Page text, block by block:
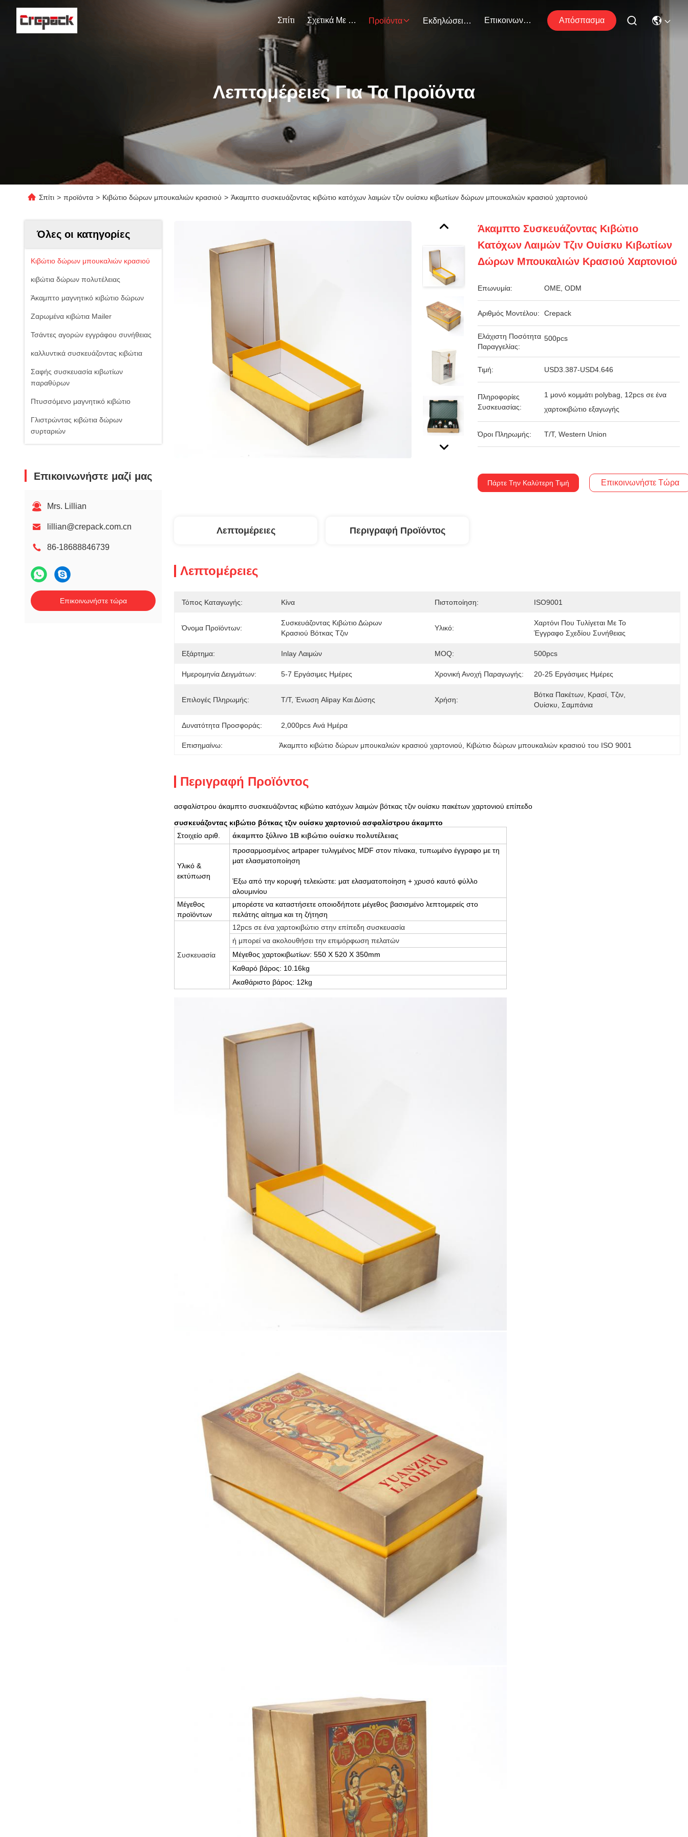
Σπίτι Σχετικά Με Εμάς Προϊόντα Εκδηλώσεις Επικοινωνήστε Μαζί Μας Απόσπασμα
Λεπτομέρειες Για Τα Προϊόντα
Σπίτι > προϊόντα > Κιβώτιο δώρων μπουκαλιών κρασιού > Άκαμπτο συσκευάζοντας κιβώτιο κατόχων λαιμών τζιν ουίσκυ κιβωτίων δώρων μπουκαλιών κρασιού χαρτονιού
Όλες οι κατηγορίες
Κιβώτιο δώρων μπουκαλιών κρασιού
κιβώτια δώρων πολυτέλειας
Άκαμπτο μαγνητικό κιβώτιο δώρων
Ζαρωμένα κιβώτια Mailer
Τσάντες αγορών εγγράφου συνήθειας
καλλυντικά συσκευάζοντας κιβώτια
Σαφής συσκευασία κιβωτίων
παραθύρων
Πτυσσόμενο μαγνητικό κιβώτιο
Γλιστρώντας κιβώτια δώρων
συρταριών
Επικοινωνήστε μαζί μας
Mrs. Lillian
lillian@crepack.com.cn
86-18688846739
Επικοινωνήστε τώρα
Άκαμπτο Συσκευάζοντας Κιβώτιο
Κατόχων Λαιμών Τζιν Ουίσκυ Κιβωτίων
Δώρων Μπουκαλιών Κρασιού Χαρτονιού
Επωνυμία: OME, ODM
Αριθμός Μοντέλου: Crepack
Ελάχιστη Ποσότητα
Παραγγελίας:
500pcs
Τιμή: USD3.387-USD4.646
Πληροφορίες
Συσκευασίας:
1 μονό κομμάτι polybag, 12pcs σε ένα
χαρτοκιβώτιο εξαγωγής
Όροι Πληρωμής: T/T, Western Union
Πάρτε Την Καλύτερη Τιμή Επικοινωνήστε Τώρα
Λεπτομέρειες Περιγραφή Προϊόντος
Λεπτομέρειες
Τόπος Καταγωγής: Κίνα Πιστοποίηση: ISO9001
Όνομα Προϊόντων:
Συσκευάζοντας Κιβώτιο Δώρων
Κρασιού Βότκας Τζιν
Υλικό:
Χαρτόνι Που Τυλίγεται Με Το
Έγγραφο Σχεδίου Συνήθειας
Εξάρτημα: Inlay Λαιμών MOQ: 500pcs
Ημερομηνία Δειγμάτων: 5-7 Εργάσιμες Ημέρες Χρονική Ανοχή Παραγωγής: 20-25 Εργάσιμες Ημέρες
Επιλογές Πληρωμής: T/T, Ένωση Alipay Και Δύσης Χρήση:
Βότκα Πακέτων, Κρασί, Τζιν,
Ουίσκυ, Σαμπάνια
Δυνατότητα Προσφοράς: 2,000pcs Ανά Ημέρα
Επισημαίνω: Άκαμπτο κιβώτιο δώρων μπουκαλιών κρασιού χαρτονιού Κιβώτιο δώρων μπουκαλιών κρασιού του ISO 9001
Περιγραφή Προϊόντος
ασφαλίστρου άκαμπτο συσκευάζοντας κιβώτιο κατόχων λαιμών βότκας τζιν ουίσκυ πακέτων χαρτονιού επίπεδο
συσκευάζοντας κιβώτιο βότκας τζιν ουίσκυ χαρτονιού ασφαλίστρου άκαμπτο
Στοιχείο αριθ.
άκαμπτο ξύλινο 1B κιβώτιο ουίσκυ πολυτέλειας
Υλικό &
εκτύπωση
προσαρμοσμένος artpaper τυλιγμένος MDF στον πίνακα, τυπωμένο έγγραφο με τη
ματ ελασματοποίηση
Έξω από την κορυφή τελειώστε: ματ ελασματοποίηση + χρυσό καυτό φύλλο
αλουμινίου
Μέγεθος
προϊόντων
μπορέστε να καταστήσετε οποιοδήποτε μέγεθος βασισμένο λεπτομερείς στο
πελάτης αίτημα και τη ζήτηση
Συσκευασία
12pcs σε ένα χαρτοκιβώτιο στην επίπεδη συσκευασία
ή μπορεί να ακολουθήσει την επιμόρφωση πελατών
Μέγεθος χαρτοκιβωτίων: 550 X 520 X 350mm
Καθαρό βάρος: 10.16kg
Ακαθάριστο βάρος: 12kg